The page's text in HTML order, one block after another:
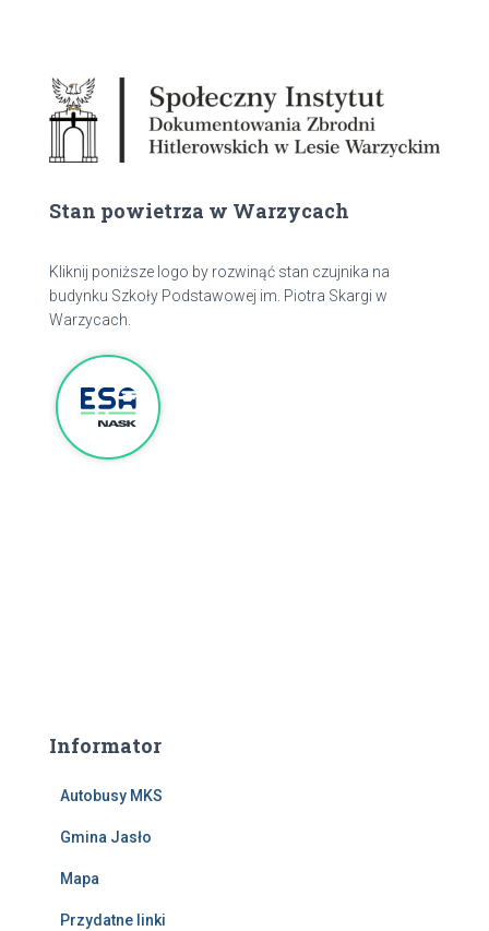
Stan powietrza w Warzycach
Kliknij poniższe logo by rozwinąć stan czujnika na
budynku Szkoły Podstawowej im. Piotra Skargi w
Warzycach.
Informator
Autobusy MKS
Gmina Jasło
Mapa
Przydatne linki